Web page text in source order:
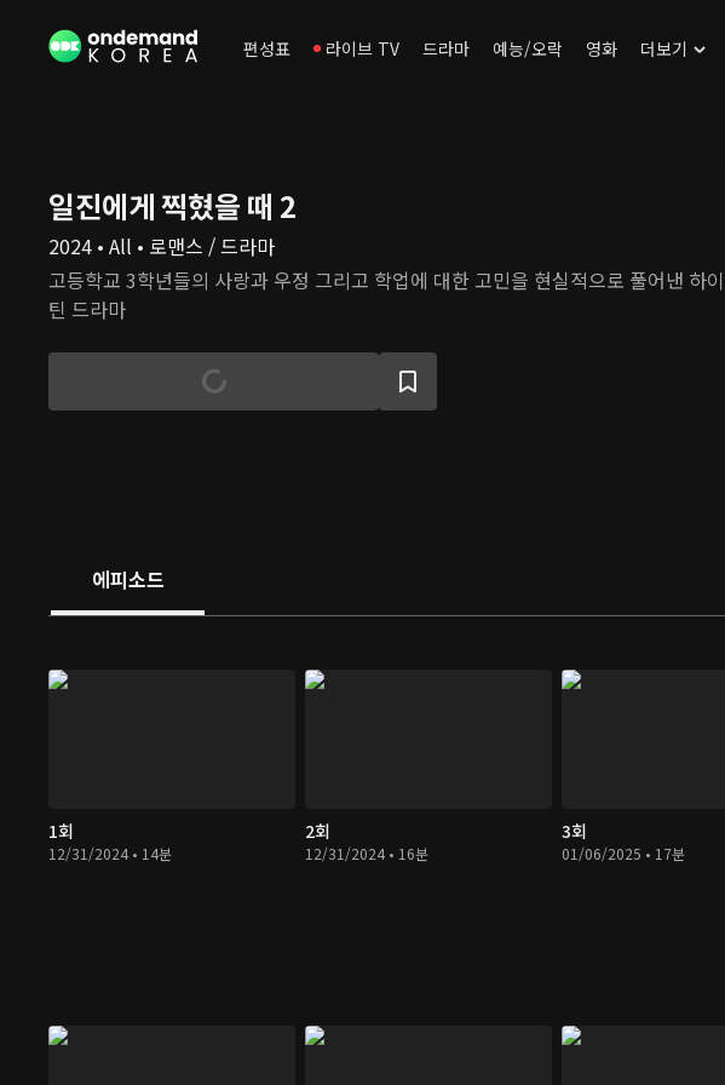
편성표 라이브 TV 드라마 예능/오락 영화 더보기
일진에게 찍혔을 때 2
2024 • All • 로맨스 / 드라마
고등학교 3학년들의 사랑과 우정 그리고 학업에 대한 고민을 현실적으로 풀어낸 하이
틴 드라마
에피소드
1회
12/31/2024 • 14분
2회
12/31/2024 • 16분
3회
01/06/2025 • 17분